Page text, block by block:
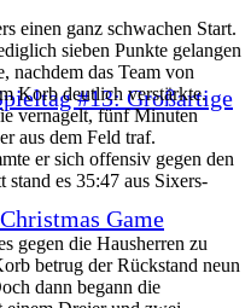
#13: Großartige
Game
einen ganz schwachen Start.
sieben Punkte gelangen
nachdem das Team von
Korb deutlich verstärkte.
vernagelt, fünf Minuten
aus dem Feld traf.
er sich offensiv gegen den
stand es 35:47 aus Sixers-
gegen die Hausherren zu
betrug der Rückstand neun
dann begann die